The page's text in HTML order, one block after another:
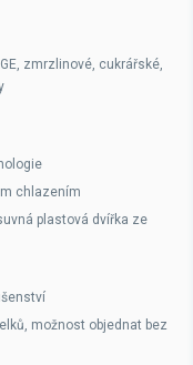
zmrzlinové, cukrářské,
chlazením
plastová dvířka ze
možnost objednat bez